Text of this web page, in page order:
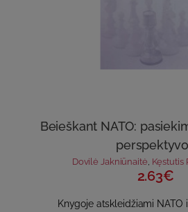
Beieškant NATO:
Dovilė Jakniūnaitė, Kęstutis
2.63€
Knygoje atskleidžiami NATO